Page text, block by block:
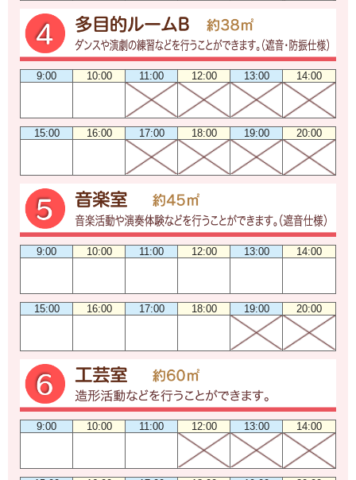
9:00 10:00 11:00 12:00 13:00 14:00
15:00 16:00 17:00 18:00 19:00 20:00
9:00 10:00 11:00 12:00 13:00 14:00
15:00 16:00 17:00 18:00 19:00 20:00
9:00 10:00 11:00 12:00 13:00 14:00